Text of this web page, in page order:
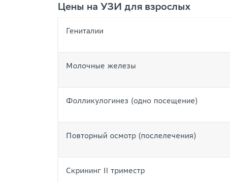
Цены на УЗИ для взрослых
Гениталии
Молочные железы
Фолликулогинез (одно посещение)
Повторный осмотр (послелечения)
Скрининг II триместр